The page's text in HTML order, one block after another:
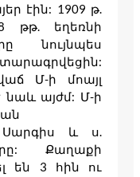
էին: 1909 թ.
թթ. եղեռնի
նույնպես
Մ-ի մոայլ
այժմ: Մ-ի
Սարգիս և ս.
Քաղաքի
են 3 հին ու